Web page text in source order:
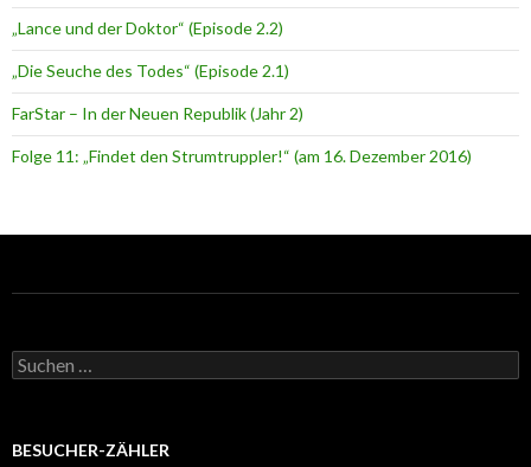
„Lance und der Doktor“ (Episode 2.2)
„Die Seuche des Todes“ (Episode 2.1)
FarStar – In der Neuen Republik (Jahr 2)
Folge 11: „Findet den Strumtruppler!“ (am 16. Dezember 2016)
BESUCHER-ZÄHLER